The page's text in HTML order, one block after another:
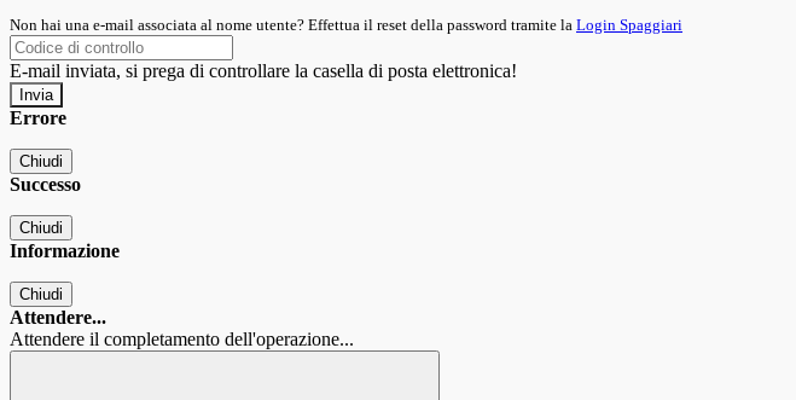
Non hai una e-mail associata al nome utente? Effettua il reset della password tramite la Login Spaggiari
E-mail inviata, si prega di controllare la casella di posta elettronica!
Errore
Chiudi
Successo
Chiudi
Informazione
Chiudi
Attendere...
Attendere il completamento dell'operazione...